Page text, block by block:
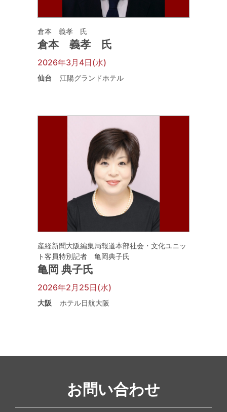
倉本 義孝 氏
倉本 義孝 氏
2026年3月4日(水)
仙台 江陽グランドホテル
産経新聞大阪編集局報道本部社会・文化ユニッ
ト客員特別記者 亀岡典子氏
亀岡 典子氏
2026年2月25日(水)
大阪 ホテル日航大阪
お問い合わせ